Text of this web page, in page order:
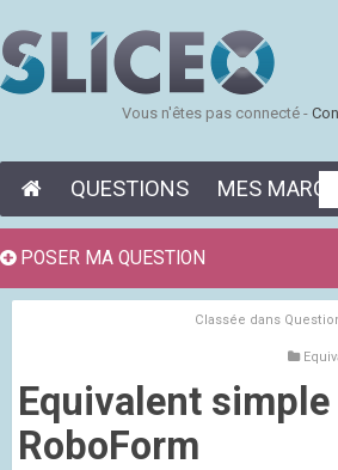
Vous n'êtes pas connecté -
QUESTIONS MES
Classée dans
Equivalent simple
RoboForm
POSER MA QUESTION